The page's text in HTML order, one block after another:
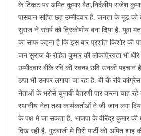
के टिकट पर अमित कुमार बैठा,निर्दलीय राजेश
पासवान सहित छह उम्मीदवार हैं. जनता के मूड को
सुराज ने संघर्ष को त्रिकोणीय बना दिया है. युवा
का साफ कहना है कि इस बार प्रशांत किशोर की
जन सुराज के रोहित कुमार की लोकप्रियता भी
उम्मीदवार बीके रवि की स्वच्छ छवि उनकी पहचान
ठप्पा भी उनपर लगाया जा रहा है. बी के रवि
नेताओं के भरोसे चुनावी वैतरणी पार करना चाह
स्थानीय नेता तथा कार्यकर्ताओं ने जी जान लगा
के पक्ष मे जा सकता है. भाजपा के वीरेंद्र कुमार की
दिख रही है. गुटबाजी मे घिरी पार्टी को अमित